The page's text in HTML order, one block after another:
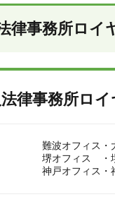
律事務所ロイ
律事務所ロ
難波オフィス・
堺オフィス ・
神戸オフィス・